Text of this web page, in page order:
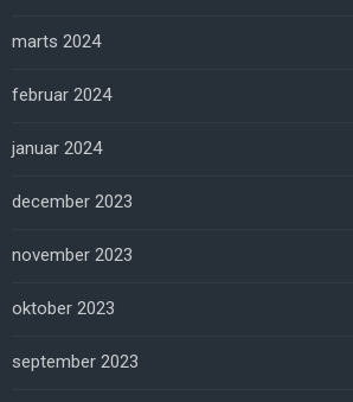
marts 2024
februar 2024
januar 2024
december 2023
november 2023
oktober 2023
september 2023